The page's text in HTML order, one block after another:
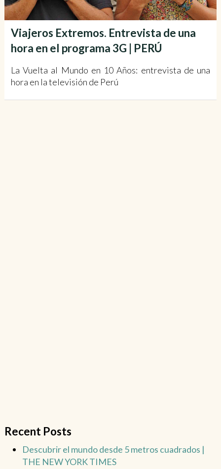
Viajeros Extremos. Entrevista de una
hora en el programa 3G | PERÚ
La Vuelta al Mundo en 10 Años: entrevista de una
hora en la televisión de Perú
Recent Posts
Descubrir el mundo desde 5 metros cuadrados |
THE NEW YORK TIMES